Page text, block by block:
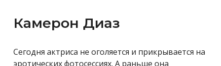
Камерон Диаз
Сегодня актриса не оголяется и прикрывается на
эротических фотосессиях. А раньше она